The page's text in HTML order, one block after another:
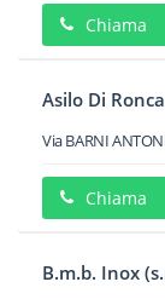
Chiama
Asilo Di
Via BARNI
Chiama
B.m.b. Inox